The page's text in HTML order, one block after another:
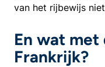
van het rijbewijs
En wat met
Frankrijk?